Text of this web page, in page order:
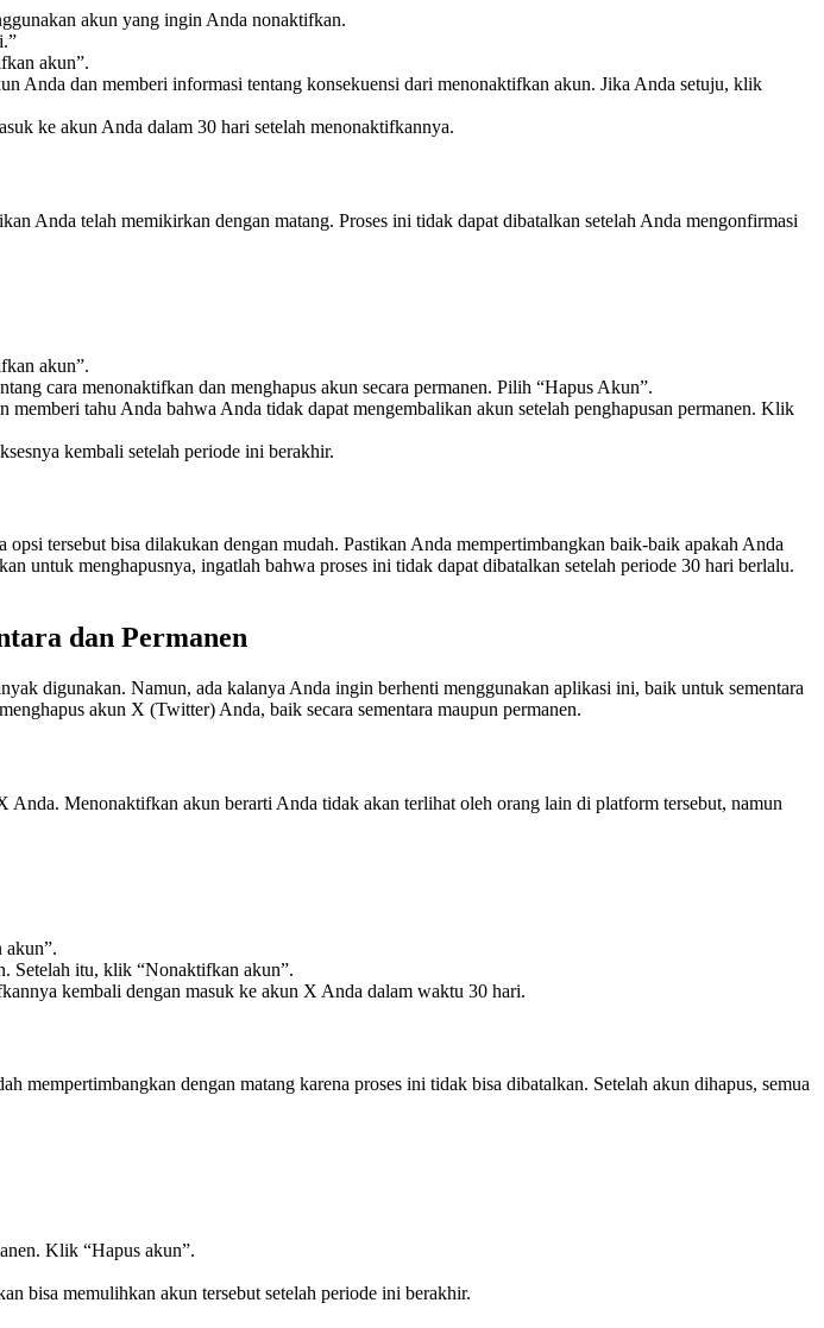
akun yang ingin Anda nonaktifkan.
akun”.
Anda dan memberi informasi tentang konsekuensi dari menonaktifkan akun. Jika Anda setuju, klik
ke akun Anda dalam 30 hari setelah menonaktifkannya.
Anda telah memikirkan dengan matang. Proses ini tidak dapat dibatalkan setelah Anda mengonfirmasi
akun”.
cara menonaktifkan dan menghapus akun secara permanen. Pilih “Hapus Akun”.
tahu Anda bahwa Anda tidak dapat mengembalikan akun setelah penghapusan permanen. Klik
kembali setelah periode ini berakhir.
tersebut bisa dilakukan dengan mudah. Pastikan Anda mempertimbangkan baik-baik apakah Anda
untuk menghapusnya, ingatlah bahwa proses ini tidak dapat dibatalkan setelah periode 30 hari berlalu.
dan Permanen
digunakan. Namun, ada kalanya Anda ingin berhenti menggunakan aplikasi ini, baik untuk sementara
akun X (Twitter) Anda, baik secara sementara maupun permanen.
Menonaktifkan akun berarti Anda tidak akan terlihat oleh orang lain di platform tersebut, namun
akun”.
Setelah itu, klik “Nonaktifkan akun”.
kembali dengan masuk ke akun X Anda dalam waktu 30 hari.
mempertimbangkan dengan matang karena proses ini tidak bisa dibatalkan. Setelah akun dihapus, semua
Klik “Hapus akun”.
bisa memulihkan akun tersebut setelah periode ini berakhir.